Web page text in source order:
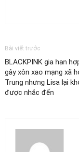
Bài viết trước
BLACKPINK gia hạn
gây xôn xao mạng xã
Trung nhưng Lisa lại
được nhắc đến